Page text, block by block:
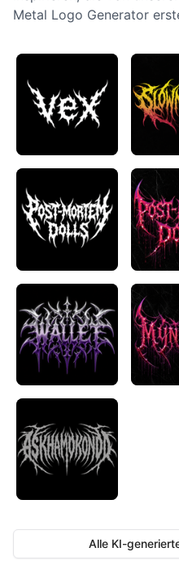
Metal Logo Generator
Alle KI-